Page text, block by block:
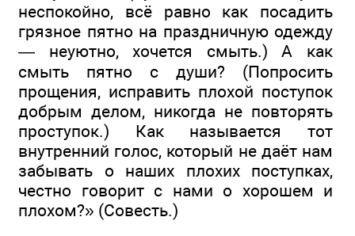
неспокойно, всё равно как посадить
грязное пятно на праздничную одежду
— неуютно, хочется смыть.) А как
смыть пятно с души? (Попросить
прощения, исправить плохой поступок
добрым делом, никогда не повторять
проступок.) Как называется тот
внутренний голос, который не даёт нам
забывать о наших плохих поступках,
честно говорит с нами о хорошем и
плохом?» (Совесть.)